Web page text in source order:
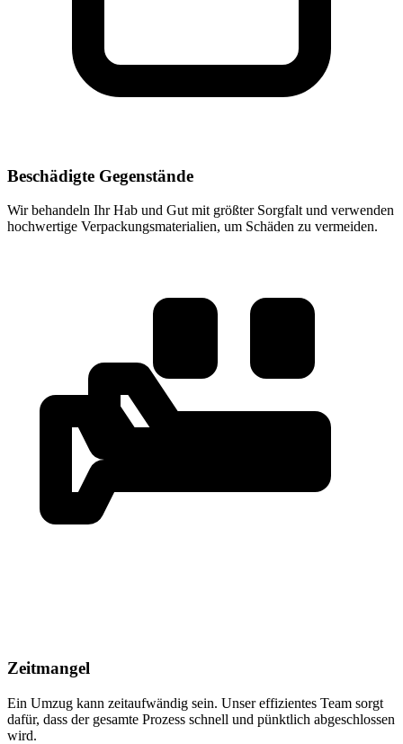
Beschädigte Gegenstände
Wir behandeln Ihr Hab und Gut mit größter Sorgfalt und verwenden
hochwertige Verpackungsmaterialien, um Schäden zu vermeiden.
Zeitmangel
Ein Umzug kann zeitaufwändig sein. Unser effizientes Team sorgt
dafür, dass der gesamte Prozess schnell und pünktlich abgeschlossen
wird.